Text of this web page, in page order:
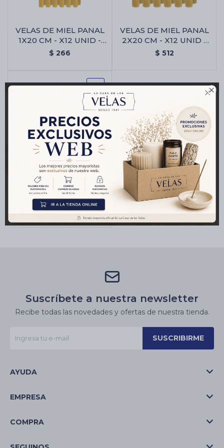

VELAS DE MIEL PANAL
1X20 CM - X12 UNID -
Velas De Miel Panal
$ 266
VELAS DE MIEL PANAL
2X20 CM - X12 UNID -
Velas De Miel Panal
$ 512
VELA N° 4 MIEL X50 -
Vela N° 4 Miel X50
$ 344
Suscríbete a nuestra newsletter
Recibe todas las novedades y ofertas de nuestra tienda.
SUSCRIBIRME
AYUDA
EMPRESA
COMPRA
Cartas de Tarot
Aromatizantes de ambientes
Artículos Esotéricos